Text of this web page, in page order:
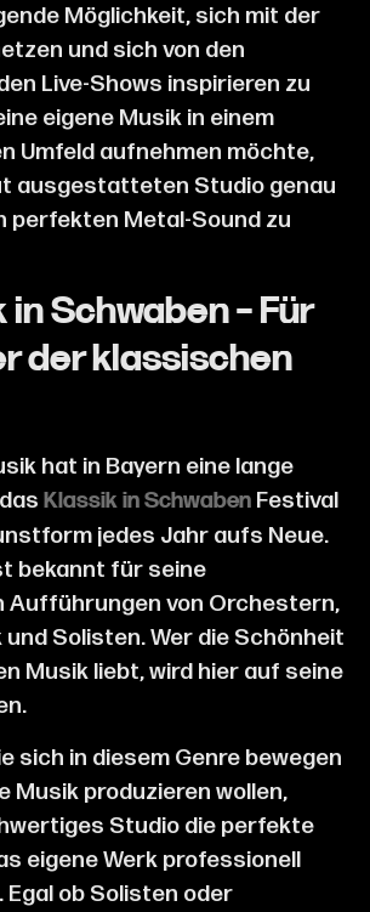
Möglichkeit, sich mit der
und sich von den
Live-Shows inspirieren zu
eigene Musik in einem
Umfeld aufnehmen möchte,
ausgestatteten Studio genau
perfekten Metal-Sound zu
in Schwaben – Für
der klassischen
hat in Bayern eine lange
Klassik in Schwaben Festival
jedes Jahr aufs Neue.
bekannt für seine
Aufführungen von Orchestern,
und Solisten. Wer die Schönheit
Musik liebt, wird hier auf seine
sich in diesem Genre bewegen
Musik produzieren wollen,
Studio die perfekte
eigene Werk professionell
Egal ob Solisten oder